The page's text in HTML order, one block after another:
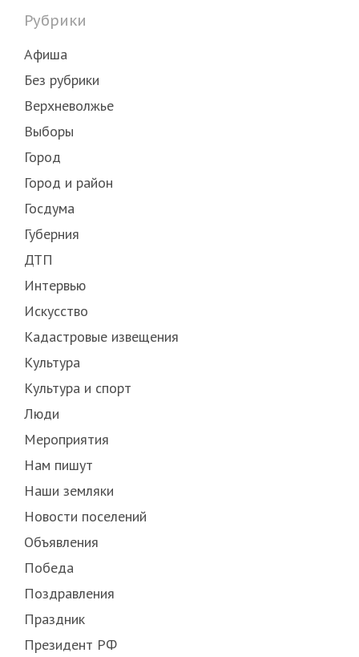
Рубрики
Афиша
Без рубрики
Верхневолжье
Выборы
Город
Город и район
Госдума
Губерния
ДТП
Интервью
Искусство
Кадастровые извещения
Культура
Культура и спорт
Люди
Мероприятия
Нам пишут
Наши земляки
Новости поселений
Объявления
Победа
Поздравления
Праздник
Президент РФ